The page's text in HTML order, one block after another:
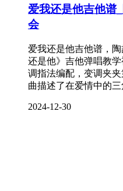
爱我还是他吉他谱
会
爱我还是他吉他谱，
还是他》吉他弹唱教
调指法编配，变调夹
曲描述了在爱情中的
2024-12-30